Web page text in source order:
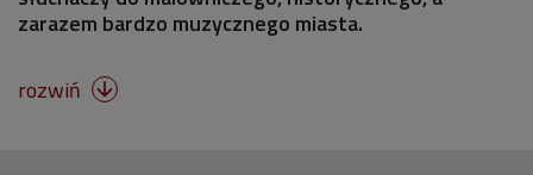
zarazem bardzo muzycznego miasta.
rozwiń 